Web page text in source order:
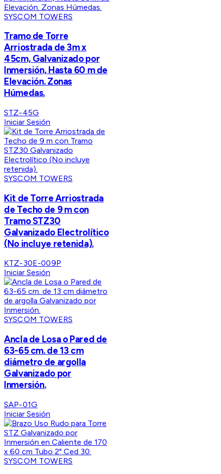
SYSCOM TOWERS
Tramo de Torre
Arriostrada de 3m x
45cm, Galvanizado por
Inmersión, Hasta 60 m de
Elevación. Zonas
Húmedas.
STZ-45G
Iniciar Sesión
SYSCOM TOWERS
Kit de Torre Arriostrada
de Techo de 9 m con
Tramo STZ30
Galvanizado Electrolítico
(No incluye retenida).
KTZ-30E-009P
Iniciar Sesión
SYSCOM TOWERS
Ancla de Losa o Pared de
63-65 cm. de 13 cm
diámetro de argolla
Galvanizado por
Inmersión.
SAP-01G
Iniciar Sesión
SYSCOM TOWERS